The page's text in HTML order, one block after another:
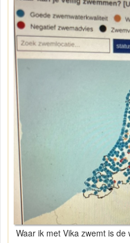
Waar ik met Vika zwemt is